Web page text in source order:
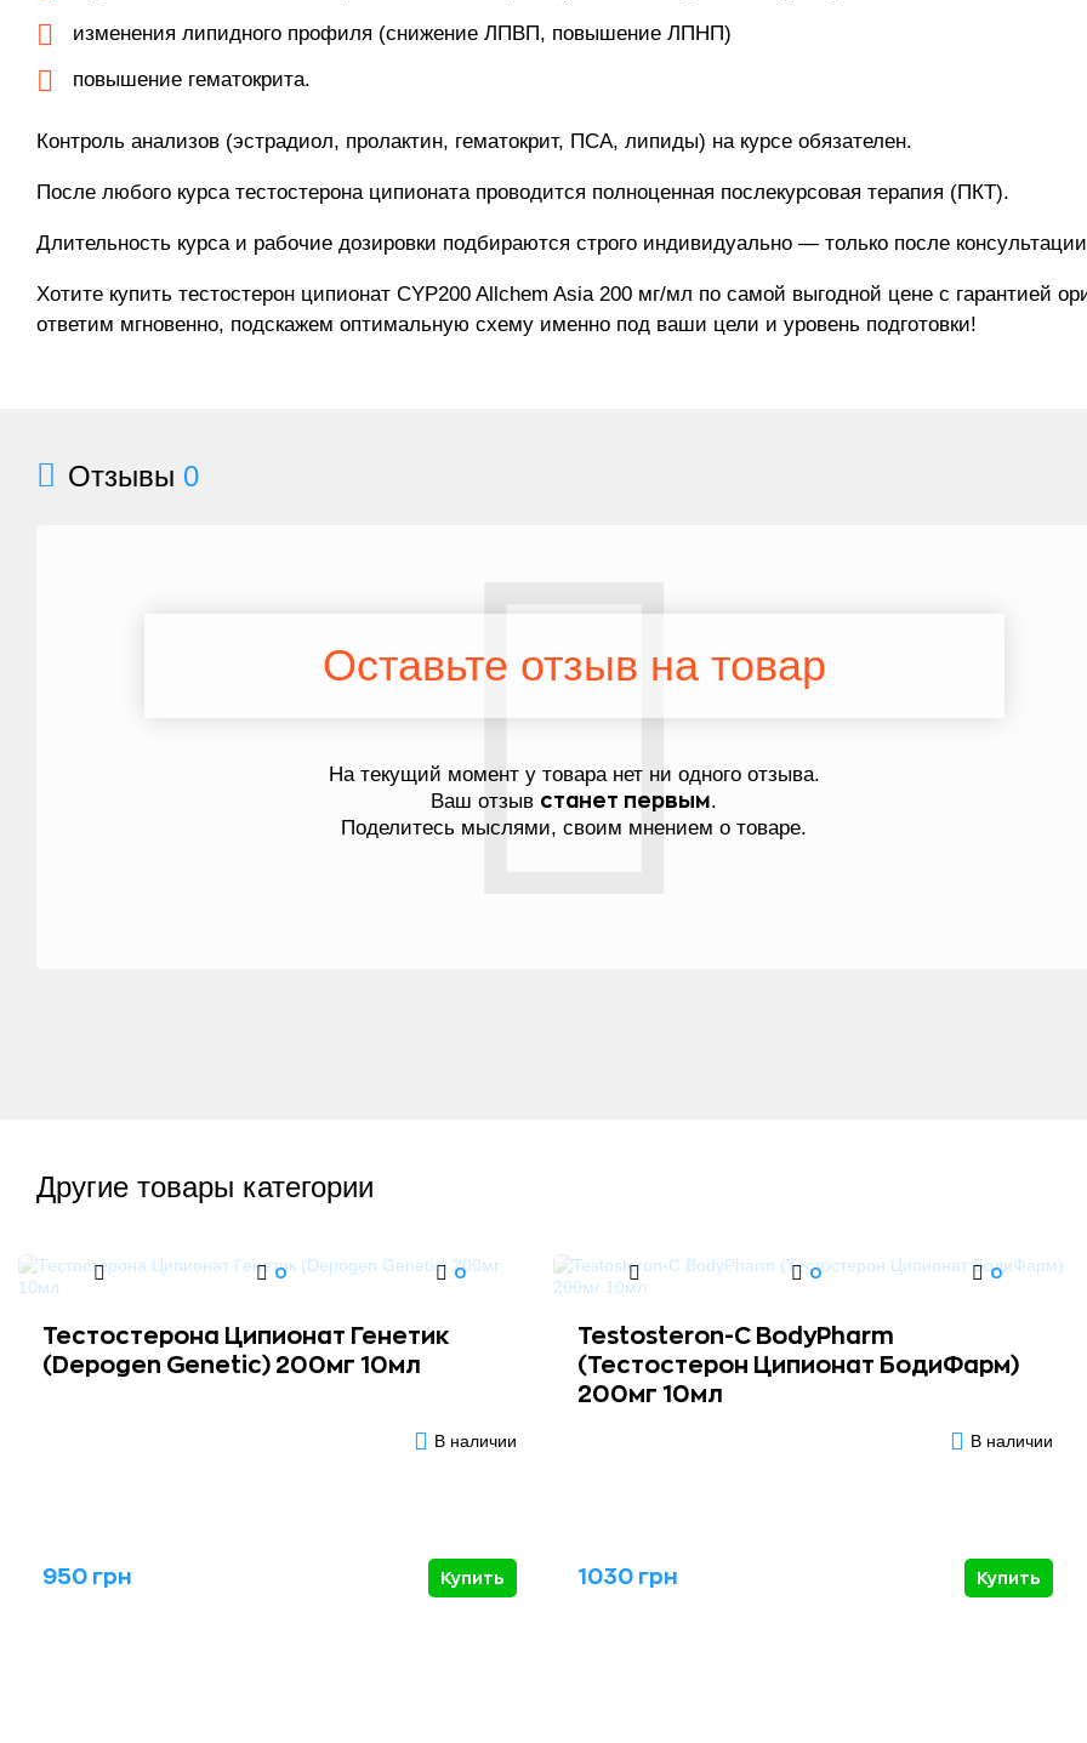
изменения липидного профиля (снижение ЛПВП, повышение ЛПНП)
повышение гематокрита.
Контроль анализов (эстрадиол, пролактин, гематокрит, ПСА, липиды) на курсе обязателен.
После любого курса тестостерона ципионата проводится полноценная послекурсовая терапия (ПКТ).
Длительность курса и рабочие дозировки подбираются строго индивидуально — только после
Хотите купить тестостерон ципионат CYP200 Allchem Asia 200 мг/мл по самой выгодной цене с гарантией
ответим мгновенно, подскажем оптимальную схему именно под ваши цели и уровень подготовки!
Отзывы 0
Оставьте отзыв на товар
На текущий момент у товара нет ни одного отзыва.
Ваш отзыв станет первым.
Поделитесь мыслями, своим мнением о товаре.
Другие товары категории
0 0
Тестостерона Ципионат Генетик
(Depogen Genetic) 200мг 10мл
В наличии
950 грн Купить
0 0
Testosteron-C BodyPharm
(Тестостерон Ципионат БодиФарм)
200мг 10мл
В наличии
1030 грн Купить